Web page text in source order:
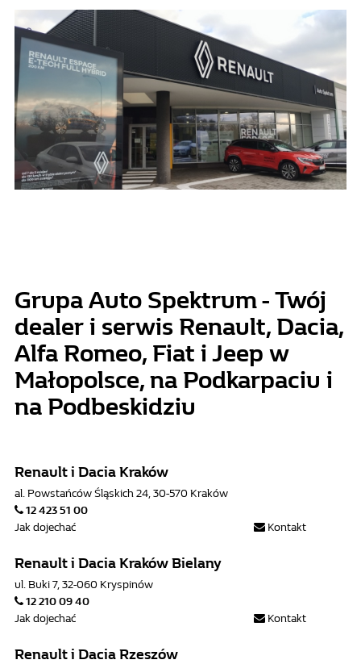
Grupa Auto Spektrum - Twój
dealer i serwis Renault, Dacia,
Alfa Romeo, Fiat i Jeep w
Małopolsce, na Podkarpaciu i
na Podbeskidziu
Renault i Dacia Kraków
al. Powstańców Śląskich 24, 30-570 Kraków
12 423 51 00
Kontakt
Jak dojechać
Renault i Dacia Kraków Bielany
ul. Buki 7, 32-060 Kryspinów
12 210 09 40
Kontakt
Jak dojechać
Renault i Dacia Rzeszów